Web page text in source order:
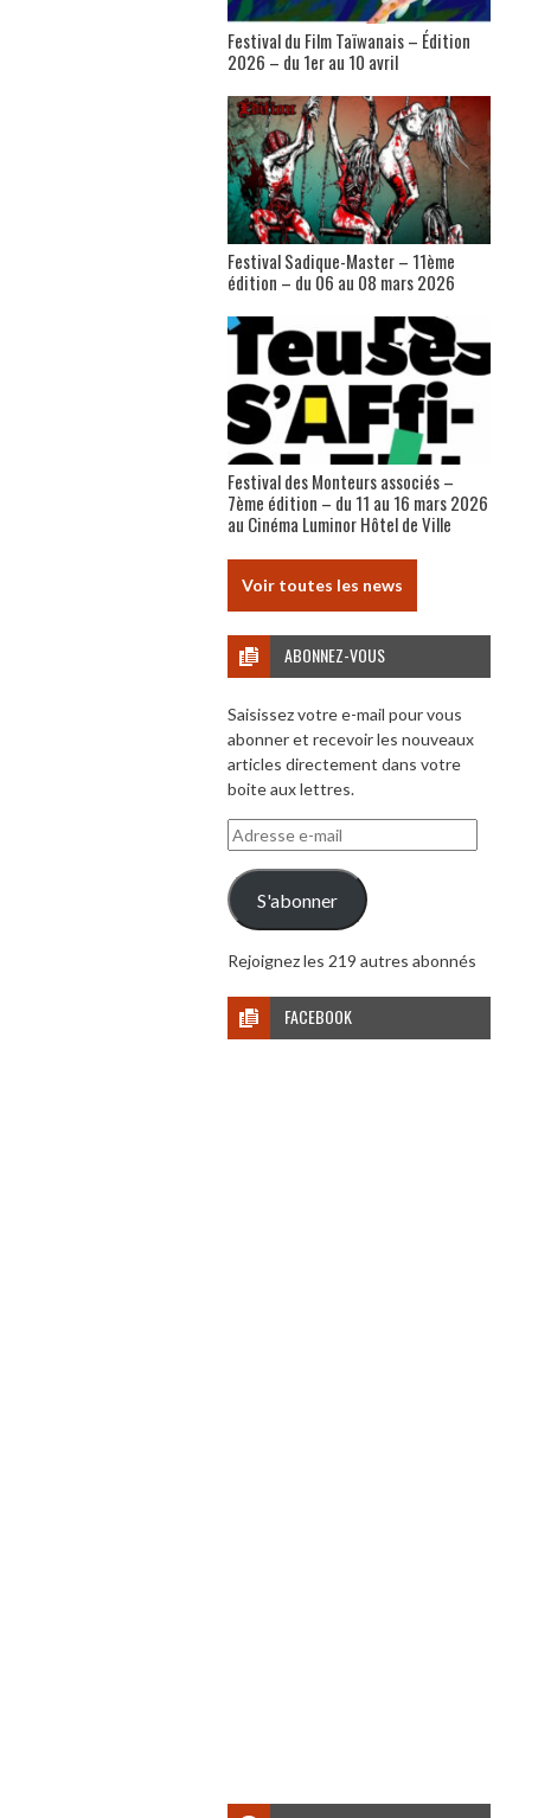
Festival du Film Taïwanais – Édition
2026 – du 1er au 10 avril
Festival Sadique-Master – 11ème
édition – du 06 au 08 mars 2026
Festival des Monteurs associés –
7ème édition – du 11 au 16 mars 2026
au Cinéma Luminor Hôtel de Ville
Voir toutes les news
ABONNEZ-VOUS
Saisissez votre e-mail pour vous
abonner et recevoir les nouveaux
articles directement dans votre
boite aux lettres.
Adresse
e-
mail
S'abonner
Rejoignez les 219 autres abonnés
FACEBOOK